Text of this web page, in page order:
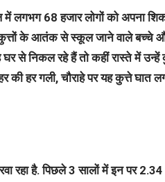
लगभग 68 हजार लोगों को अपना
कुत्तों के आतंक से स्कूल जाने वाले बच्चे
से निकल रहे हैं तो कहीं रास्ते में उन्हें
की हर गली, चौराहे पर यह कुत्ते घात
रहा है. पिछले 3 सालों में इन पर